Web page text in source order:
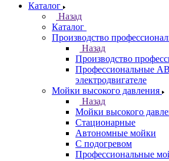
Каталог
Назад
Каталог
Производство
Назад
Производство
Профессиональные
электродвигателе
Мойки высокого давления
Назад
Мойки высокого
Стационарные
Автономные мойки
С подогревом
Профессиональные